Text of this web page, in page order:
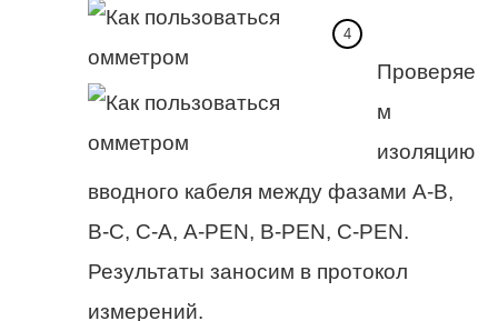
Проверяе
м
изоляцию
вводного кабеля между фазами А-В,
В-С, С-А, А-PEN, B-PEN, C-PEN.
Результаты заносим в протокол
измерений.